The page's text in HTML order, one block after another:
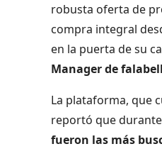
robusta oferta de
compra integral
en la puerta de su
Manager de
La plataforma, que
reportó que
fueron las más